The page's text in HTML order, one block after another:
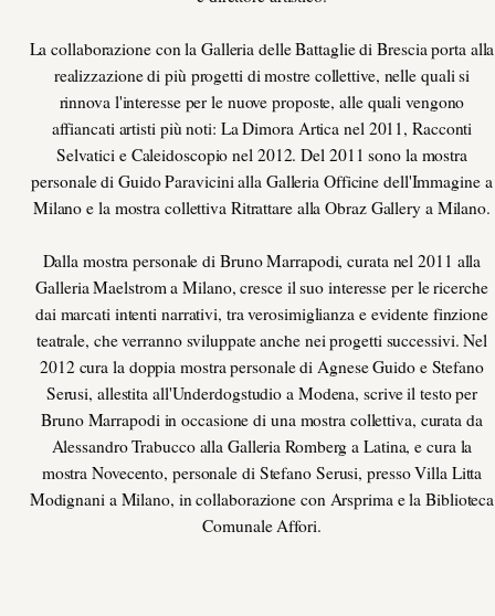
La collaborazione con la Galleria delle Battaglie di Brescia porta alla
realizzazione di più progetti di mostre collettive, nelle quali si
rinnova l'interesse per le nuove proposte, alle quali vengono
affiancati artisti più noti: La Dimora Artica nel 2011, Racconti
Selvatici e Caleidoscopio nel 2012. Del 2011 sono la mostra
personale di Guido Paravicini alla Galleria Officine dell'Immagine a
Milano e la mostra collettiva Ritrattare alla Obraz Gallery a Milano.
Dalla mostra personale di Bruno Marrapodi, curata nel 2011 alla
Galleria Maelstrom a Milano, cresce il suo interesse per le ricerche
dai marcati intenti narrativi, tra verosimiglianza e evidente finzione
teatrale, che verranno sviluppate anche nei progetti successivi. Nel
2012 cura la doppia mostra personale di Agnese Guido e Stefano
Serusi, allestita all'Underdogstudio a Modena, scrive il testo per
Bruno Marrapodi in occasione di una mostra collettiva, curata da
Alessandro Trabucco alla Galleria Romberg a Latina, e cura la
mostra Novecento, personale di Stefano Serusi, presso Villa Litta
Modignani a Milano, in collaborazione con Arsprima e la Biblioteca
Comunale Affori.